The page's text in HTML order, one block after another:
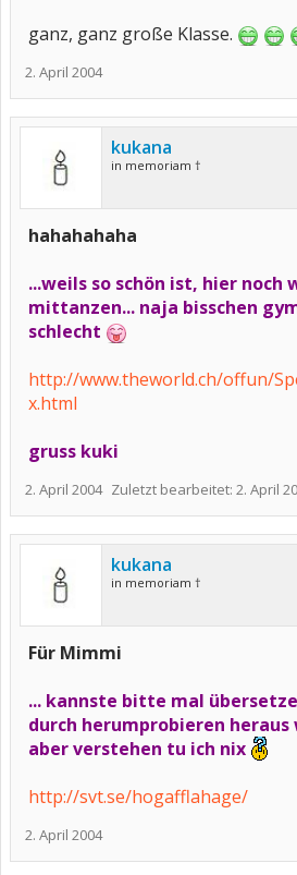
ganz, ganz große Klasse.
2. April 2004
kukana
in memoriam †
hahahahaha
...weils so schön ist, hier noch
mittanzen... naja bisschen
schlecht
http://www.theworld.ch/offun/
x.html
gruss kuki
2. April 2004 Zuletzt bearbeitet: 2. April
kukana
in memoriam †
Für Mimmi
... kannste bitte mal
durch herumprobieren heraus
aber verstehen tu ich nix
http://svt.se/hogafflahage/
2. April 2004